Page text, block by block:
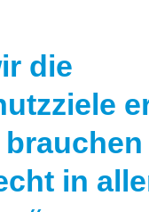
die
in